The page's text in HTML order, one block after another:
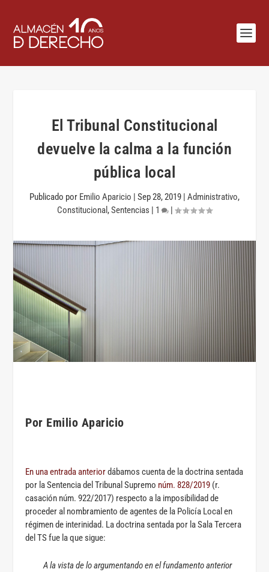
El Tribunal Constitucional
devuelve la calma a la función
pública local
Publicado por Emilio Aparicio | Sep 28, 2019 | Administrativo,
Constitucional ,Sentencias | 1 |
Por Emilio Aparicio
En una entrada anteriordábamos cuenta de la doctrina sentada
por la Sentencia del Tribunal Supremo núm. 828/2019 (r.
casación núm. 922/2017) respecto a la imposibilidad de
proceder al nombramiento de agentes de la Policía Local en
régimen de interinidad. La doctrina sentada por la Sala Tercera
del TS fue la que sigue:
A la vista de lo argumentando en el fundamento anterior